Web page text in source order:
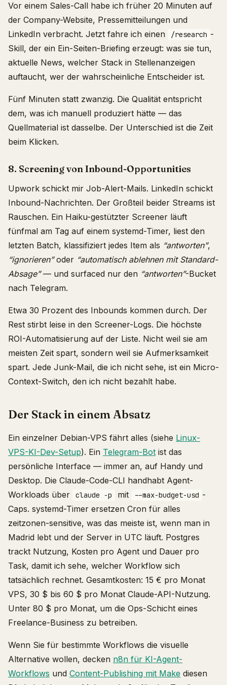
Vor einem Sales-Call habe ich früher 20 Minuten auf
der Company-Website, Pressemitteilungen und
LinkedIn verbracht. Jetzt fahre ich einen
/research -
Skill, der ein Ein-Seiten-Briefing erzeugt: was sie tun,
aktuelle News, welcher Stack in Stellenanzeigen
auftaucht, wer der wahrscheinliche Entscheider ist.
Fünf Minuten statt zwanzig. Die Qualität entspricht
dem, was ich manuell produziert hätte — das
Quellmaterial ist dasselbe. Der Unterschied ist die Zeit
beim Klicken.
8. Screening von Inbound-Opportunities
Upwork schickt mir Job-Alert-Mails. LinkedIn schickt
Inbound-Nachrichten. Der Großteil beider Streams ist
Rauschen. Ein Haiku-gestützter Screener läuft
fünfmal am Tag auf einem systemd-Timer, liest den
letzten Batch, klassifiziert jedes Item als “antworten”,
“ignorieren”oder “automatisch ablehnen mit Standard-
Absage”— und surfaced nur den “antworten”-Bucket
nach Telegram.
Etwa 30 Prozent des Inbounds kommen durch. Der
Rest stirbt leise in den Screener-Logs. Die höchste
ROI-Automatisierung auf der Liste. Nicht weil sie am
meisten Zeit spart, sondern weil sie Aufmerksamkeit
spart. Jede Junk-Mail, die ich nicht sehe, ist ein Micro-
Context-Switch, den ich nicht bezahlt habe.
Der Stack in einem Absatz
Ein einzelner Debian-VPS fährt alles (siehe Linux-
VPS-KI-Dev-Setup). Ein Telegram-Bot ist das
persönliche Interface — immer an, auf Handy und
Desktop. Die Claude-Code-CLI handhabt Agent-
Workloads über
claude -p mit --max-budget-usd -
Caps. systemd-Timer ersetzen Cron für alles
zeitzonen-sensitive, was das meiste ist, wenn man in
Madrid lebt und der Server in UTC läuft. Postgres
trackt Nutzung, Kosten pro Agent und Dauer pro
Task, damit ich sehe, welcher Workflow sich
tatsächlich rechnet. Gesamtkosten: 15 € pro Monat
VPS, 30 $ bis 60 $ pro Monat Claude-API-Nutzung.
Unter 80 $ pro Monat, um die Ops-Schicht eines
Freelance-Business zu betreiben.
Wenn Sie für bestimmte Workflows die visuelle
Alternative wollen, decken n8n für KI-Agent-
Workflows und Content-Publishing mit Make diesen